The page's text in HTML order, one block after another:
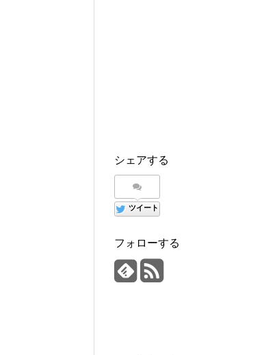
シェアする
ツイート
フォローする